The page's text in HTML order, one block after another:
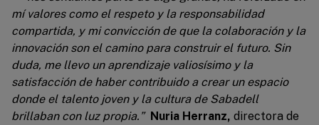
mí valores como el respeto y la responsabilidad
compartida, y mi convicción de que la colaboración y la
innovación son el camino para construir el futuro. Sin
duda, me llevo un aprendizaje valiosísimo y la
satisfacción de haber contribuido a crear un espacio
donde el talento joven y la cultura de Sabadell
brillaban con luz propia. ” Nuria Herranz, directora de